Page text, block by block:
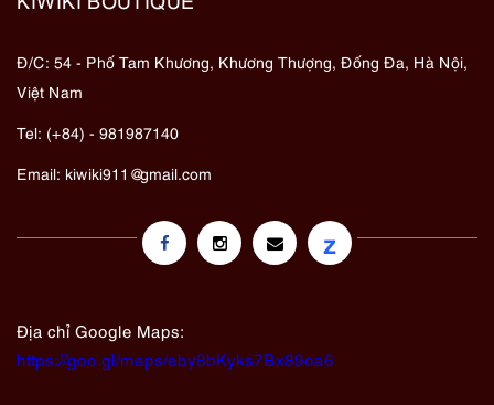
Đ/C: 54 - Phố Tam Khương, Khương Thượng, Đống Đa, Hà Nội,
Việt Nam
Tel: (+84) - 981987140
Email: kiwiki911@gmail.com
z
Địa chỉ Google Maps:
https://goo.gl/maps/eby8bKyks7Bx89oa6